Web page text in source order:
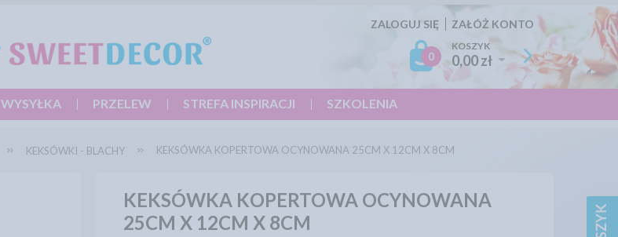
ZALOGUJ SIĘ ZAŁÓŻ KONTO
0
KOSZYK
0,00 zł
WYSYŁKA PRZELEW STREFA INSPIRACJI SZKOLENIA
KEKSÓWKI - BLACHY KEKSÓWKA KOPERTOWA OCYNOWANA 25CM X 12CM X 8CM
KEKSÓWKA KOPERTOWA OCYNOWANA
25CM X 12CM X 8CM